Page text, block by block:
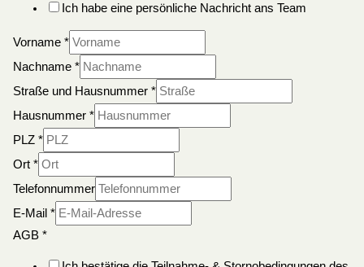
Ich habe eine persönliche Nachricht ans Team
Vorname *
Nachname *
Straße und Hausnummer *
Hausnummer *
PLZ *
Ort *
Telefonnummer
E-Mail *
AGB *